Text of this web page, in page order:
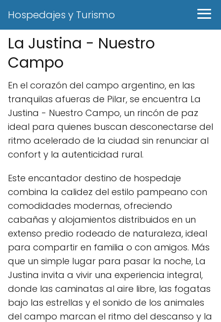
Hospedajes y Turismo
La Justina - Nuestro
Campo
En el corazón del campo argentino, en las
tranquilas afueras de Pilar, se encuentra La
Justina - Nuestro Campo, un rincón de paz
ideal para quienes buscan desconectarse del
ritmo acelerado de la ciudad sin renunciar al
confort y la autenticidad rural.
Este encantador destino de hospedaje
combina la calidez del estilo pampeano con
comodidades modernas, ofreciendo
cabañas y alojamientos distribuidos en un
extenso predio rodeado de naturaleza, ideal
para compartir en familia o con amigos. Más
que un simple lugar para pasar la noche, La
Justina invita a vivir una experiencia integral,
donde las caminatas al aire libre, las fogatas
bajo las estrellas y el sonido de los animales
del campo marcan el ritmo del descanso y la